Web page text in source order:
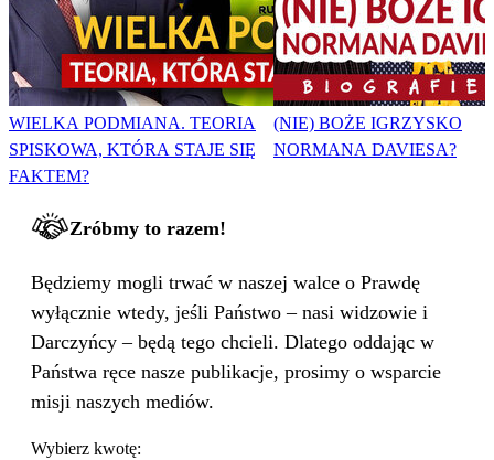
WIELKA PODMIANA. TEORIA
SPISKOWA, KTÓRA STAJE SIĘ
FAKTEM?
(NIE) BOŻE IGRZYSKO
NORMANA DAVIESA?
Zróbmy to razem!
Będziemy mogli trwać w naszej walce o Prawdę
wyłącznie wtedy, jeśli Państwo – nasi widzowie i
Darczyńcy – będą tego chcieli. Dlatego oddając w
Państwa ręce nasze publikacje, prosimy o wsparcie
misji naszych mediów.
Wybierz kwotę: